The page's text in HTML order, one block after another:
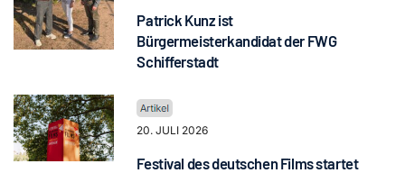
Patrick Kunz ist
Bürgermeisterkandidat der FWG
Schifferstadt
20. JULI 2026
Festival des deutschen Films startet